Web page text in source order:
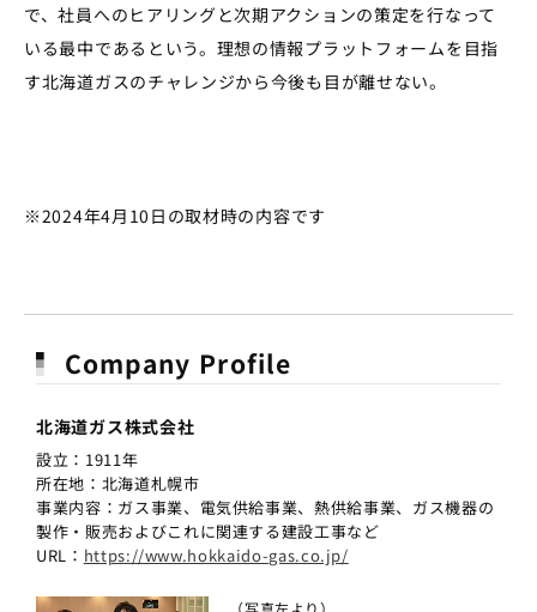
で、社員へのヒアリングと次期アクションの策定を行なって
いる最中であるという。理想の情報プラットフォームを目指
す北海道ガスのチャレンジから今後も目が離せない。
※2024年4月10日の取材時の内容です
Company Profile
北海道ガス株式会社
設立：1911年
所在地：北海道札幌市
事業内容：ガス事業、電気供給事業、熱供給事業、ガス機器の
製作・販売およびこれに関連する建設工事など
URL： https://www.hokkaido-gas.co.jp/
（写真左より）